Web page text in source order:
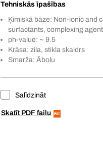
Tehniskās īpašības
Ķīmiskā bāze: Non-ionic and
surfactants, complexing
ph-value: ~ 9.5
Krāsa: zila, stikla skaidrs
Smarža: Ābolu
Salīdzināt
Skatīt PDF failu